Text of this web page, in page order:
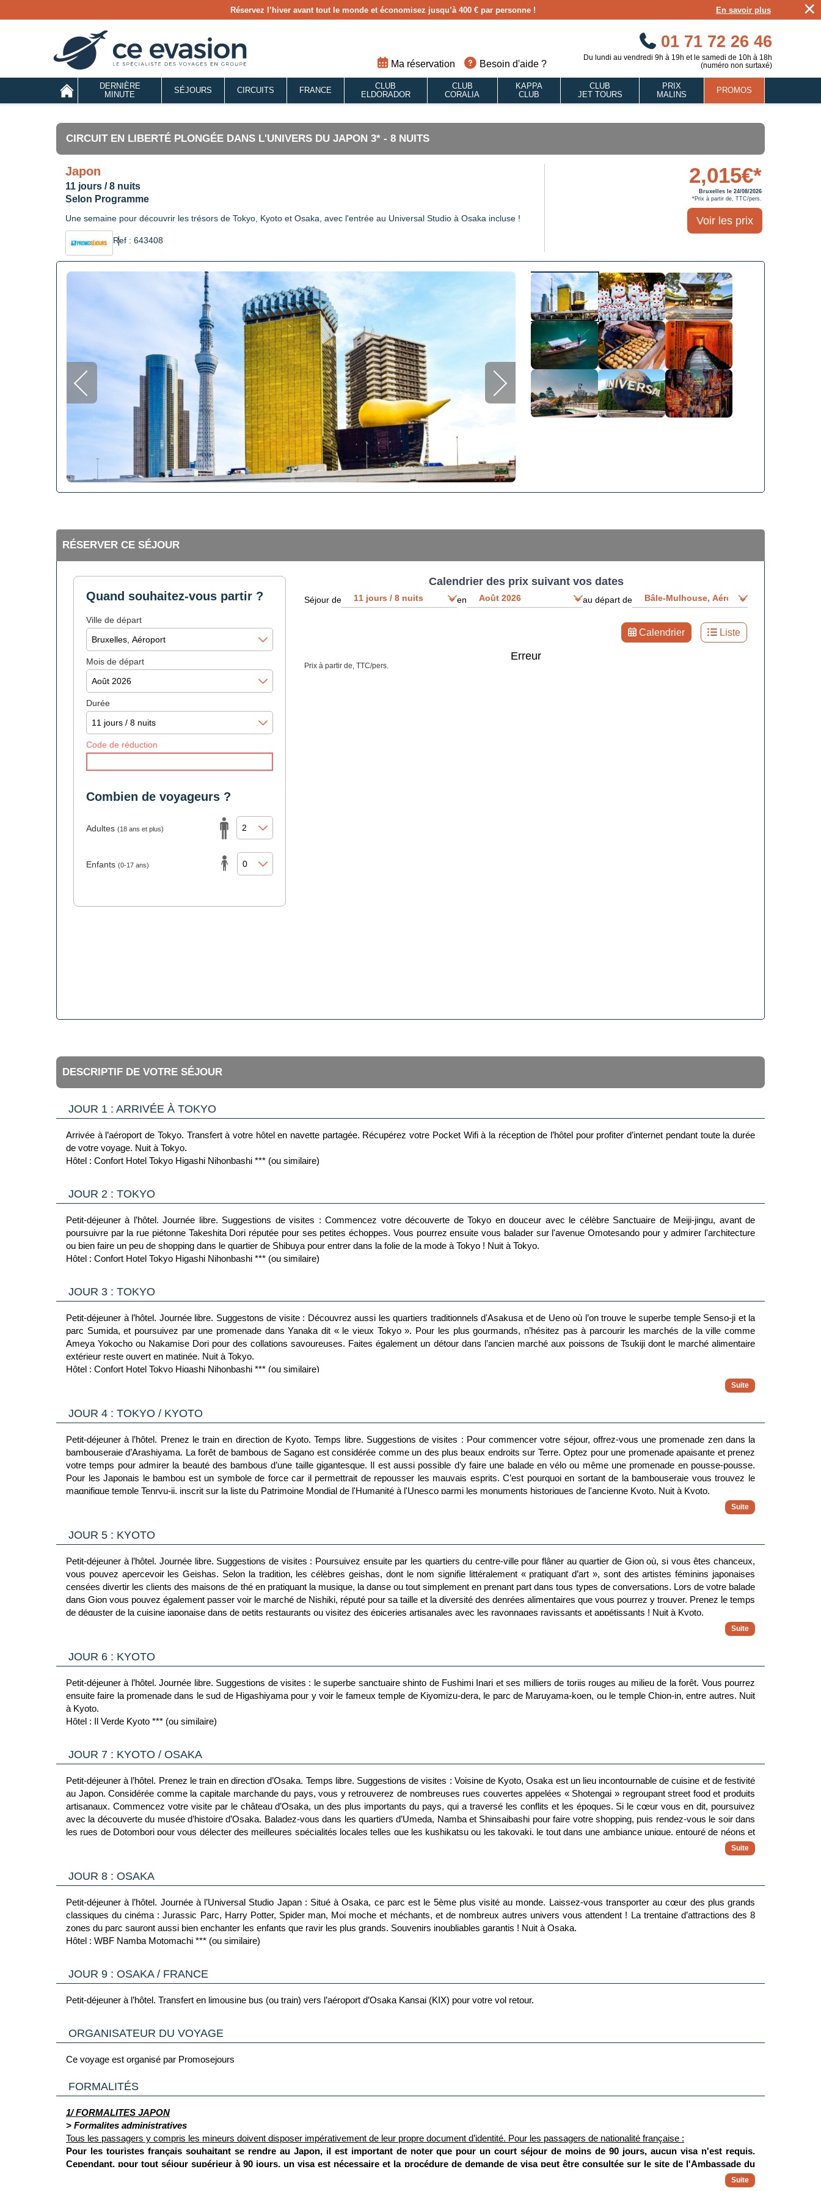
Réservez l’hiver avant tout le monde et économisez jusqu’à 400 € par personne ! En savoir plus ×
Ma réservation Besoin d'aide ?
01 71 72 26 46
Du lundi au vendredi 9h à 19h et le samedi de 10h à 18h
(numéro non surtaxé)
DERNIÈRE
MINUTE
SÉJOURS CIRCUITS FRANCE
CLUB
ELDORADOR
CLUB
CORALIA
KAPPA
CLUB
CLUB
JET TOURS
PRIX
MALINS
PROMOS
CIRCUIT EN LIBERTÉ PLONGÉE DANS L'UNIVERS DU JAPON 3* - 8 NUITS
Japon
11 jours / 8 nuits
Selon Programme
Une semaine pour découvrir les trésors de Tokyo, Kyoto et Osaka, avec l'entrée au Universal Studio à Osaka incluse !
Ref : 643408
2,015€*
Bruxelles le 24/08/2026
*Prix à partir de, TTC/pers.
Voir les prix
RÉSERVER CE SÉJOUR
Quand souhaitez-vous partir ?
Ville de départ
Mois de départ
Durée
Code de réduction
Combien de voyageurs ?
Adultes (18 ans et plus)
Enfants (0-17 ans)
Calendrier des prix suivant vos dates
Séjour de en au départ de
Calendrier Liste
Erreur
Prix à partir de, TTC/pers.
DESCRIPTIF DE VOTRE SÉJOUR
JOUR 1 : ARRIVÉE À TOKYO
Arrivée à l’aéroport de Tokyo. Transfert à votre hôtel en navette partagée. Récupérez votre Pocket Wifi à la réception de l’hôtel pour profiter d’internet pendant toute la durée
de votre voyage. Nuit à Tokyo.
Hôtel : Confort Hotel Tokyo Higashi Nihonbashi *** (ou similaire)
JOUR 2 : TOKYO
Petit-déjeuner à l’hôtel. Journée libre. Suggestions de visites : Commencez votre découverte de Tokyo en douceur avec le célèbre Sanctuaire de Meiji-jingu, avant de
poursuivre par la rue piétonne Takeshita Dori réputée pour ses petites échoppes. Vous pourrez ensuite vous balader sur l'avenue Omotesando pour y admirer l'architecture
ou bien faire un peu de shopping dans le quartier de Shibuya pour entrer dans la folie de la mode à Tokyo ! Nuit à Tokyo.
Hôtel : Confort Hotel Tokyo Higashi Nihonbashi *** (ou similaire)
JOUR 3 : TOKYO
Petit-déjeuner à l’hôtel. Journée libre. Suggestons de visite : Découvrez aussi les quartiers traditionnels d'Asakusa et de Ueno où l’on trouve le superbe temple Senso-ji et la
parc Sumida, et poursuivez par une promenade dans Yanaka dit « le vieux Tokyo ». Pour les plus gourmands, n’hésitez pas à parcourir les marchés de la ville comme
Ameya Yokocho ou Nakamise Dori pour des collations savoureuses. Faites également un détour dans l’ancien marché aux poissons de Tsukiji dont le marché alimentaire
extérieur reste ouvert en matinée. Nuit à Tokyo.
Hôtel : Confort Hotel Tokyo Higashi Nihonbashi *** (ou similaire)
JOUR 4 : TOKYO / KYOTO
Petit-déjeuner à l’hôtel. Prenez le train en direction de Kyoto. Temps libre. Suggestions de visites : Pour commencer votre séjour, offrez-vous une promenade zen dans la
bambouseraie d’Arashiyama. La forêt de bambous de Sagano est considérée comme un des plus beaux endroits sur Terre. Optez pour une promenade apaisante et prenez
votre temps pour admirer la beauté des bambous d’une taille gigantesque. Il est aussi possible d’y faire une balade en vélo ou même une promenade en pousse-pousse.
Pour les Japonais le bambou est un symbole de force car il permettrait de repousser les mauvais esprits. C’est pourquoi en sortant de la bambouseraie vous trouvez le
magnifique temple Tenryu-ji, inscrit sur la liste du Patrimoine Mondial de l'Humanité à l'Unesco parmi les monuments historiques de l'ancienne Kyoto. Nuit à Kyoto.
JOUR 5 : KYOTO
Petit-déjeuner à l’hôtel. Journée libre. Suggestions de visites : Poursuivez ensuite par les quartiers du centre-ville pour flâner au quartier de Gion où, si vous êtes chanceux,
vous pouvez apercevoir les Geishas. Selon la tradition, les célèbres geishas, dont le nom signifie littéralement « pratiquant d’art », sont des artistes féminins japonaises
censées divertir les clients des maisons de thé en pratiquant la musique, la danse ou tout simplement en prenant part dans tous types de conversations. Lors de votre balade
dans Gion vous pouvez également passer voir le marché de Nishiki, réputé pour sa taille et la diversité des denrées alimentaires que vous pourrez y trouver. Prenez le temps
de déguster de la cuisine japonaise dans de petits restaurants ou visitez des épiceries artisanales avec les rayonnages ravissants et appétissants ! Nuit à Kyoto.
JOUR 6 : KYOTO
Petit-déjeuner à l’hôtel. Journée libre. Suggestions de visites : le superbe sanctuaire shinto de Fushimi Inari et ses milliers de toriis rouges au milieu de la forêt. Vous pourrez
ensuite faire la promenade dans le sud de Higashiyama pour y voir le fameux temple de Kiyomizu-dera, le parc de Maruyama-koen, ou le temple Chion-in, entre autres. Nuit
à Kyoto.
Hôtel : Il Verde Kyoto *** (ou similaire)
JOUR 7 : KYOTO / OSAKA
Petit-déjeuner à l’hôtel. Prenez le train en direction d’Osaka. Temps libre. Suggestions de visites : Voisine de Kyoto, Osaka est un lieu incontournable de cuisine et de festivité
au Japon. Considérée comme la capitale marchande du pays, vous y retrouverez de nombreuses rues couvertes appelées « Shotengai » regroupant street food et produits
artisanaux. Commencez votre visite par le château d’Osaka, un des plus importants du pays, qui a traversé les conflits et les époques. Si le cœur vous en dit, poursuivez
avec la découverte du musée d’histoire d’Osaka. Baladez-vous dans les quartiers d’Umeda, Namba et Shinsaibashi pour faire votre shopping, puis rendez-vous le soir dans
les rues de Dotombori pour vous délecter des meilleures spécialités locales telles que les kushikatsu ou les takoyaki, le tout dans une ambiance unique, entouré de néons et
JOUR 8 : OSAKA
Petit-déjeuner à l’hôtel. Journée à l’Universal Studio Japan : Situé à Osaka, ce parc est le 5ème plus visité au monde. Laissez-vous transporter au cœur des plus grands
classiques du cinéma : Jurassic Parc, Harry Potter, Spider man, Moi moche et méchants, et de nombreux autres univers vous attendent ! La trentaine d’attractions des 8
zones du parc sauront aussi bien enchanter les enfants que ravir les plus grands. Souvenirs inoubliables garantis ! Nuit à Osaka.
Hôtel : WBF Namba Motomachi *** (ou similaire)
JOUR 9 : OSAKA / FRANCE
Petit-déjeuner à l’hôtel. Transfert en limousine bus (ou train) vers l’aéroport d’Osaka Kansai (KIX) pour votre vol retour.
ORGANISATEUR DU VOYAGE
Ce voyage est organisé par Promosejours
FORMALITÉS
1/ FORMALITES JAPON
> Formalites administratives
Tous les passagers y compris les mineurs doivent disposer impérativement de leur propre document d’identité. Pour les passagers de nationalité française :
Pour les touristes français souhaitant se rendre au Japon, il est important de noter que pour un court séjour de moins de 90 jours, aucun visa n'est requis.
Cependant, pour tout séjour supérieur à 90 jours, un visa est nécessaire et la procédure de demande de visa peut être consultée sur le site de l'Ambassade du
Japon à Paris. Assurez-vous que votre passeport est valide, car l'entrée avec un passeport périmé ou déclaré perdu sera refusée. Les enfants mineurs doivent